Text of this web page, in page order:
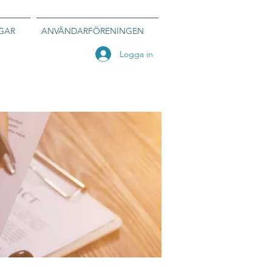
ANVÄNDARFÖRENINGEN
Logga in